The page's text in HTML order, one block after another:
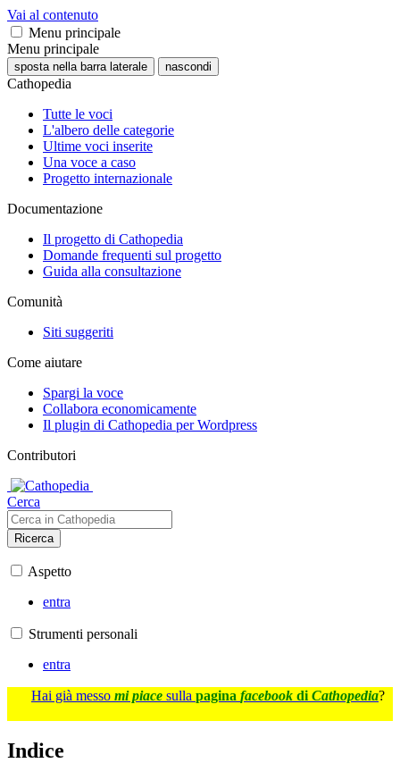
Vai al contenuto
Menu principale
Menu principale
sposta nella barra laterale nascondi
Cathopedia
Tutte le voci
L'albero delle categorie
Ultime voci inserite
Una voce a caso
Progetto internazionale
Documentazione
Il progetto di Cathopedia
Domande frequenti sul progetto
Guida alla consultazione
Comunità
Siti suggeriti
Come aiutare
Spargi la voce
Collabora economicamente
Il plugin di Cathopedia per Wordpress
Contributori
Cerca
Ricerca
Aspetto
entra
Strumenti personali
entra
Hai già messo mi piace sulla pagina facebook di Cathopedia?
Indice